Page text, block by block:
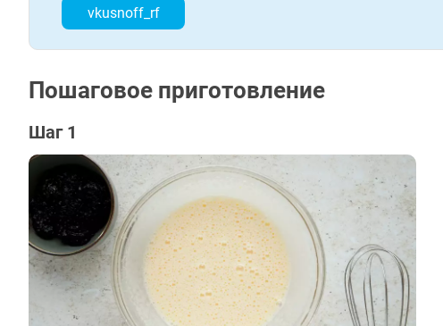
vkusnoff_rf
Пошаговое приготовление
Шаг 1